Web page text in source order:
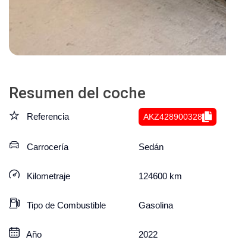
Resumen del coche
Referencia AKZ428900328
Carrocería Sedán
Kilometraje 124600 km
Tipo de Combustible Gasolina
Año 2022